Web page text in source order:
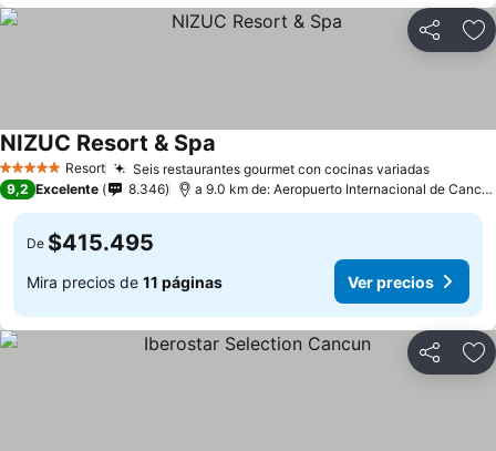
Compartir
5 Estrellas Resort Seis restaurantes gourmet con cocinas variadas
NIZUC Resort & Spa
9,2 Excelente 8.346 a 9.0 km de: Aeropuerto Internacional de Cancún
De $415.495
Mira precios de 11 páginas Ver precios
Compartir